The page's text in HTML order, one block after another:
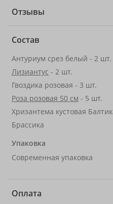
Отзывы
Состав
Антуриум срез белый - 2 шт.
Лизиантус - 2 шт.
Гвоздика розовая - 3 шт.
Роза розовая 50 см - 5 шт.
Хризантема кустовая
Брассика
Упаковка
Современная упаковка
Оплата